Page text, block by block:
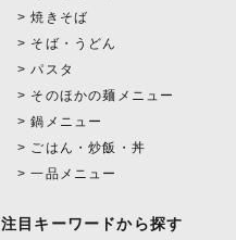
焼きそば
そば・うどん
パスタ
そのほかの麺メニュー
鍋メニュー
ごはん・炒飯・丼
一品メニュー
注目キーワードから探す